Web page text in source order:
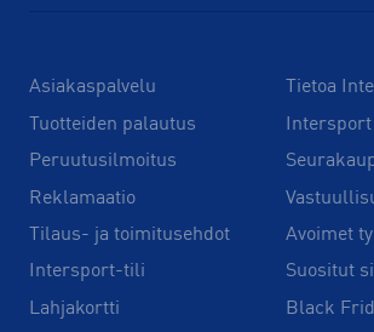
Asiakaspalvelu
Tuotteiden palautus
Peruutusilmoitus
Reklamaatio
Tilaus- ja toimitusehdot
Intersport-tili
Lahjakortti
Tietoa
Avoimet
Suositut
Black